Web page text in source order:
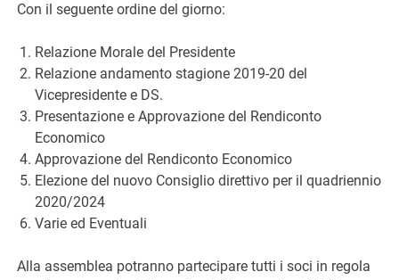
Con il seguente ordine del giorno:
Relazione Morale del Presidente
Relazione andamento stagione 2019-20 del
Vicepresidente e DS.
Presentazione e Approvazione del Rendiconto
Economico
Approvazione del Rendiconto Economico
Elezione del nuovo Consiglio direttivo per il quadriennio
2020/2024
Varie ed Eventuali
Alla assemblea potranno partecipare tutti i soci in regola